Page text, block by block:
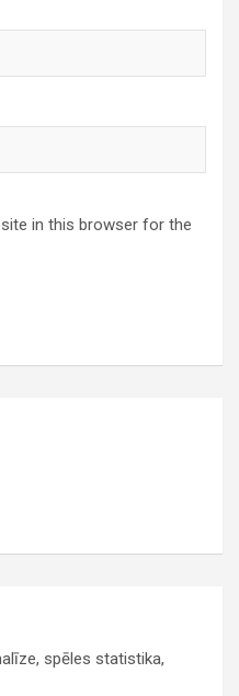
in this browser for the
spēles statistika,